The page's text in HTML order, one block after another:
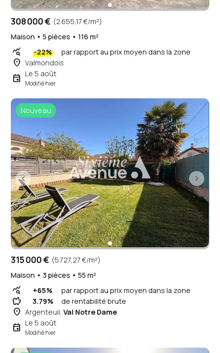
308 000 € (2 655,17 €/m²)
Maison • 5 pièces • 116 m²
query_stats -22% par rapport au prix moyen dans la zone
place Valmondois
event Le 5 août
Modifié hier
Nouveau
315 000 € (5 727,27 €/m²)
Maison • 3 pièces • 55 m²
query_stats +65% par rapport au prix moyen dans la zone
savings 3.79% de rentabilité brute
place Argenteuil,Val Notre Dame
event Le 5 août
Modifié hier